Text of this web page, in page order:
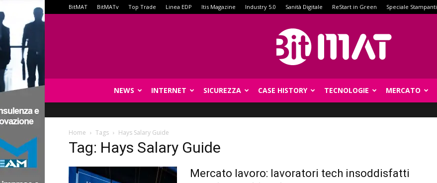
BitMAT BitMATv Top Trade Linea EDP Itis Magazine Industry 5.0 Sanità Digitale ReStart in Green Speciale Stampanti
NEWS INTERNET SICUREZZA CASE HISTORY TECNOLOGIE MERCATO
Home Tags Hays Salary Guide
Tag: Hays Salary Guide
Mercato lavoro: lavoratori tech insoddisfatti